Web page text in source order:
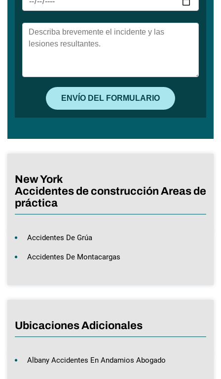
New York
Accidentes de construcción Areas de
práctica
Accidentes De Grúa
Accidentes De Montacargas
Ubicaciones Adicionales
Albany Accidentes En Andamios Abogado